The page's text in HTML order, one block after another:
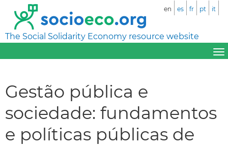
The Social Solidarity Economy resource website
en es fr pt it
Gestão pública e
sociedade: fundamentos
e políticas públicas de